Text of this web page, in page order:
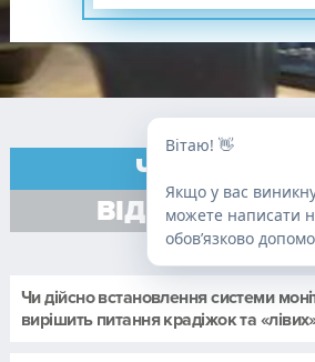
Вітаю! 👋
Якщо у вас
можете написати
обовʼязково
ЧАСТІ
ВІД НАШИХ
Чи дійсно встановлення системи
вирішить питання крадіжок та